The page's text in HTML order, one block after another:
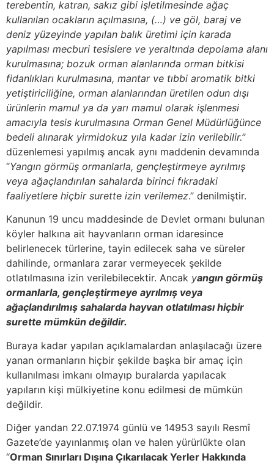
terebentin, katran, sakız gibi işletilmesinde ağaç
kullanılan ocakların açılmasına, (…) ve göl, baraj ve
deniz yüzeyinde yapılan balık üretimi için karada
yapılması mecburi tesislere ve yeraltında depolama alanı
kurulmasına; bozuk orman alanlarında orman bitkisi
fidanlıkları kurulmasına, mantar ve tıbbi aromatik bitki
yetiştiriciliğine, orman alanlarından üretilen odun dışı
ürünlerin mamul ya da yarı mamul olarak işlenmesi
amacıyla tesis kurulmasına Orman Genel Müdürlüğünce
bedeli alınarak yirmidokuz yıla kadar izin verilebilir.”
düzenlemesi yapılmış ancak aynı maddenin devamında
“Yangın görmüş ormanlarla, gençleştirmeye ayrılmış
veya ağaçlandırılan sahalarda birinci fıkradaki
faaliyetlere hiçbir surette izin verilemez.” denilmiştir.
Kanunun 19 uncu maddesinde de Devlet ormanı bulunan
köyler halkına ait hayvanların orman idaresince
belirlenecek türlerine, tayin edilecek saha ve süreler
dahilinde, ormanlara zarar vermeyecek şekilde
otlatılmasına izin verilebilecektir. Ancak yangın görmüş
ormanlarla, gençleştirmeye ayrılmış veya
ağaçlandırılmış sahalarda hayvan otlatılması hiçbir
surette mümkün değildir.
Buraya kadar yapılan açıklamalardan anlaşılacağı üzere
yanan ormanların hiçbir şekilde başka bir amaç için
kullanılması imkanı olmayıp buralarda yapılacak
yapıların kişi mülkiyetine konu edilmesi de mümkün
değildir.
Diğer yandan 22.07.1974 günlü ve 14953 sayılı Resmî
Gazete’de yayınlanmış olan ve halen yürürlükte olan
“Orman Sınırları Dışına Çıkarılacak Yerler Hakkında